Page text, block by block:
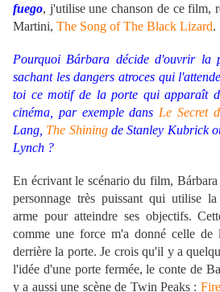
fuego, j'utilise une chanson de ce film,
Martini, The Song of The Black Lizard.
Pourquoi Bárbara décide d'ouvrir la
sachant les dangers atroces qui
toi ce motif de la porte qui apparaît
cinéma, par exemple dans Le Secret
Lang, The Shiningde Stanley Kubrick
Lynch ?
En écrivant le scénario du film, Bárbara
personnage très puissant qui utilise
arme pour atteindre ses objectifs.
comme une force m'a donné celle de
derrière la porte. Je crois qu'il y a
l'idée d'une porte fermée, le conte de
y a aussi une scène de Twin Peaks :